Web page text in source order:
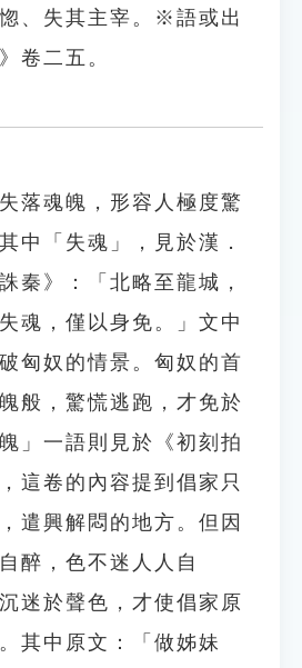
、失其主宰。※語或出
卷二五。
落魂魄，形容人極度驚
中「失魂」，見於漢．
秦》：「北略至龍城，
魂，僅以身免。」文中
匈奴的情景。匈奴的首
般，驚慌逃跑，才免於
」一語則見於《初刻拍
這卷的內容提到倡家只
遣興解悶的地方。但因
醉，色不迷人人自
迷於聲色，才使倡家原
其中原文：「做姊妹